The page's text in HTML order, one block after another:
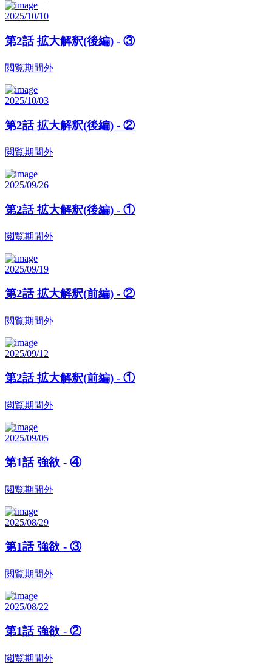
2025/10/10
第2話 拡大解釈(後編) - ③
閲覧期間外
2025/10/03
第2話 拡大解釈(後編) - ②
閲覧期間外
2025/09/26
第2話 拡大解釈(後編) - ①
閲覧期間外
2025/09/19
第2話 拡大解釈(前編) - ②
閲覧期間外
2025/09/12
第2話 拡大解釈(前編) - ①
閲覧期間外
2025/09/05
第1話 強欲 - ④
閲覧期間外
2025/08/29
第1話 強欲 - ③
閲覧期間外
2025/08/22
第1話 強欲 - ②
閲覧期間外